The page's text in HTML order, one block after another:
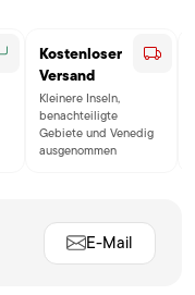
Kostenloser
Versand
Kleinere Inseln,
benachteiligte
Gebiete und Venedig
ausgenommen
E-Mail